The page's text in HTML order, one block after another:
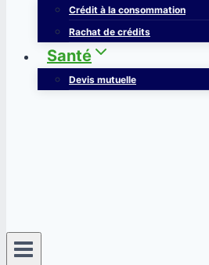
Crédit à la consommation
Rachat de crédits
Santé
Devis mutuelle